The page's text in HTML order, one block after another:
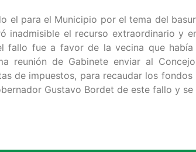
el para el Municipio por el tema del
inadmisible el recurso extraordinario y
fallo fue a favor de la vecina que
reunión de Gabinete enviar al
de impuestos, para recaudar los
Gustavo Bordet de este fallo y